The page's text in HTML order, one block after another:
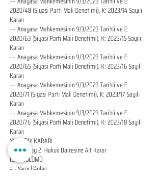
2020/48 (Siyasi Parti Mali Denetimi), K: 2023/14 Sayılı
Kararı
–– Anayasa Mahkemesinin 9/3/2023 Tarihli ve E:
2020/63 (Siyasi Parti Mali Denetimi), K: 2023/15 Sayılı
Kararı
–– Anayasa Mahkemesinin 9/3/2023 Tarihli ve E:
2020/65 (Siyasi Parti Mali Denetimi), K: 2023/16 Sayılı
Kararı
–– Anayasa Mahkemesinin 9/3/2023 Tarihli ve E:
2020/71 (Siyasi Parti Mali Denetimi), K: 2023/17 Sayılı
Kararı
–– Anayasa Mahkemesinin 9/3/2023 Tarihli ve E:
2020/76 (Siyasi Parti Mali Denetimi), K: 2023/18 Sayılı
Kararı
YARGITAY KARARI
–– Yargıtay 2. Hukuk Dairesine Ait Karar
İLÂN BÖLÜMÜ
a - Yargı İlânları